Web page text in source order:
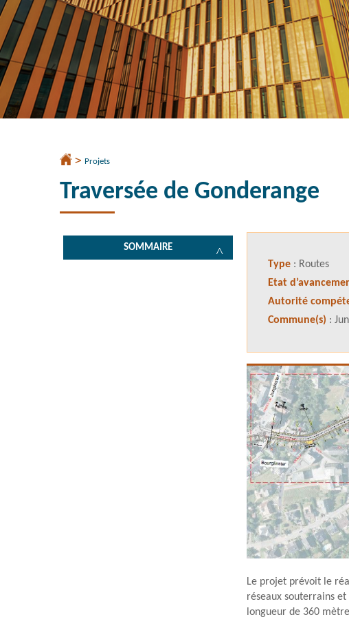
Accueil
> Projets
Traversée de Gonderange
SOMMAIRE
Type: Routes
Etat
Autorité
Commune(s) :
Le projet prévoit le
réseaux souterrains et
longueur de 360